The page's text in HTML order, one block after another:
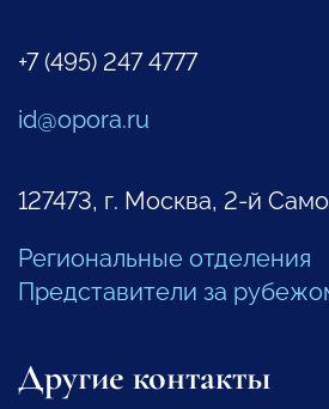
+7 (495) 247 4777
id@opora.ru
127473, г. Москва, 2-й
Региональные отделения
Представители за
Другие контакты